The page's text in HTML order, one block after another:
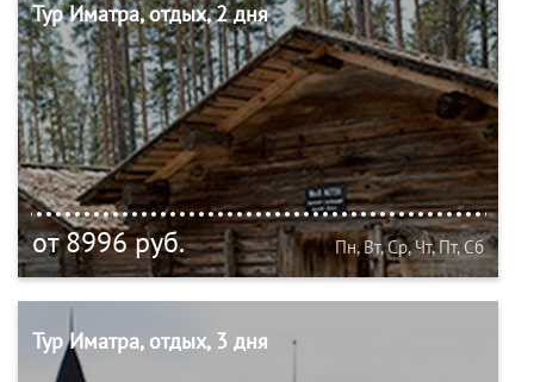
Тур Иматра, отдых, 2 дня
от 8996 руб. Пн, Вт, Ср, Чт, Пт, Сб
Тур Иматра, отдых, 3 дня